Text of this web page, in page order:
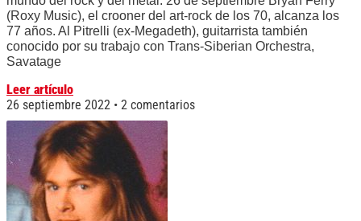
(Roxy Music), el crooner del art-rock de los 70, alcanza los
77 años. Al Pitrelli (ex-Megadeth), guitarrista también
conocido por su trabajo con Trans-Siberian Orchestra,
Savatage
Leer artículo
26 septiembre 2022
2 comentarios